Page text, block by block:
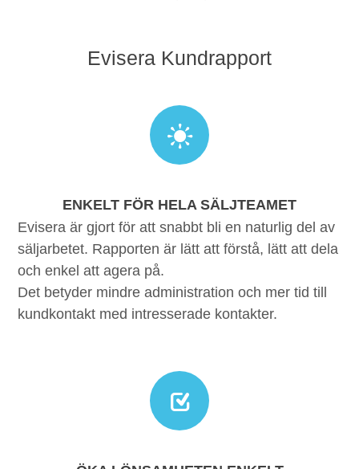
Evisera Kundrapport
ENKELT FÖR HELA SÄLJTEAMET
Evisera är gjort för att snabbt bli en naturlig del av
säljarbetet. Rapporten är lätt att förstå, lätt att dela
och enkel att agera på.
Det betyder mindre administration och mer tid till
kundkontakt med intresserade kontakter.